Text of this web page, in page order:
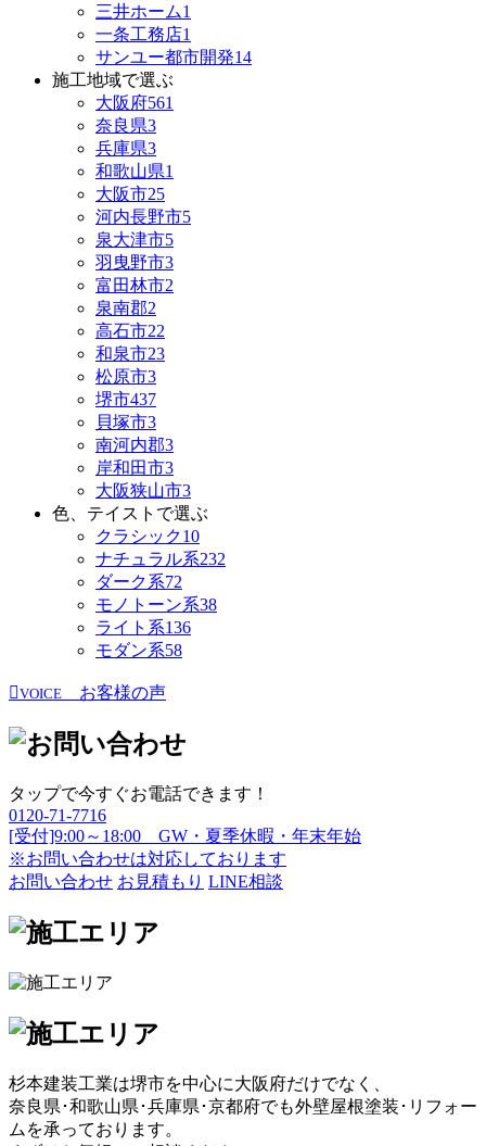
三井ホーム1
一条工務店1
サンユー都市開発14
施工地域で選ぶ
大阪府561
奈良県3
兵庫県3
和歌山県1
大阪市25
河内長野市5
泉大津市5
羽曳野市3
富田林市2
泉南郡2
高石市22
和泉市23
松原市3
堺市437
貝塚市3
南河内郡3
岸和田市3
大阪狭山市3
色、テイストで選ぶ
クラシック10
ナチュラル系232
ダーク系72
モノトーン系38
ライト系136
モダン系58
VOICE お客様の声
タップで今すぐお電話できます！
0120-71-7716
[受付]9:00～18:00 GW・夏季休暇・年末年始
※お問い合わせは対応しております
お問い合わせ お見積もり LINE相談
杉本建装工業は堺市を中心に大阪府だけでなく、
奈良県･和歌山県･兵庫県･京都府でも外壁屋根塗装･リフォー
ムを承っております。